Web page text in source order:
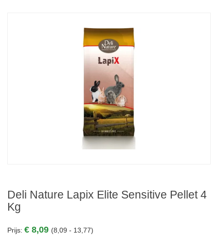
Deli Nature Lapix Elite Sensitive Pellet 4
Kg
Prijs: € 8,09 (8,09 - 13,77)